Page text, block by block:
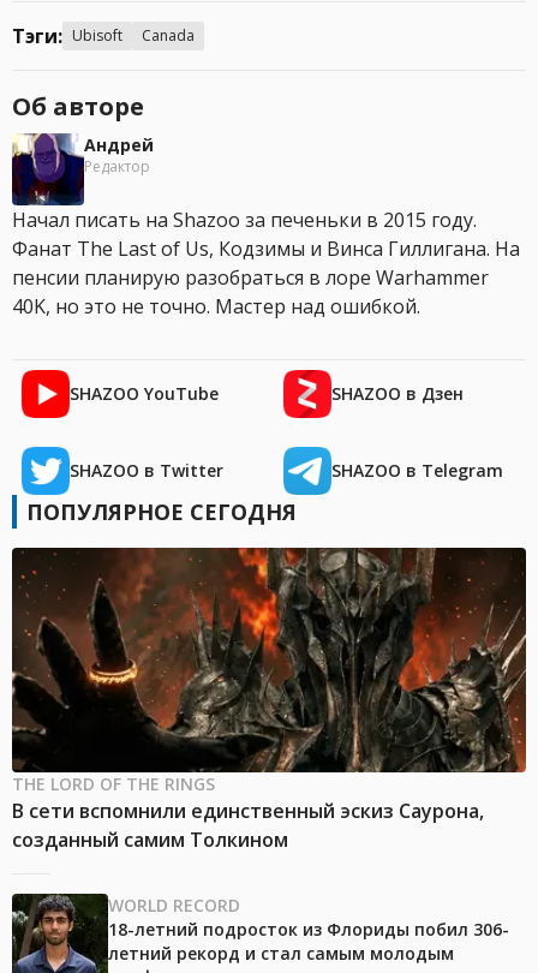
Тэги: Ubisoft Canada
Об авторе
Андрей
Редактор
Начал писать на Shazoo за печеньки в 2015 году.
Фанат The Last of Us, Кодзимы и Винса Гиллигана. На
пенсии планирую разобраться в лоре Warhammer
40K, но это не точно. Мастер над ошибкой.
SHAZOO YouTube SHAZOO в Дзен
SHAZOO в Twitter SHAZOO в Telegram
ПОПУЛЯРНОЕ СЕГОДНЯ
THE LORD OF THE RINGS
В сети вспомнили единственный эскиз Саурона,
созданный самим Толкином
WORLD RECORD
18-летний подросток из Флориды побил 306-
летний рекорд и стал самым молодым